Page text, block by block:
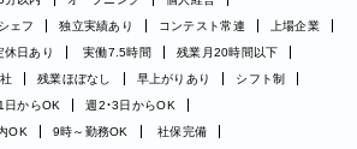
ェフ 独立実績あり コンテスト常連
上場企業
休日あり 実働7.5時間
残業月20時間以下
残業ほぼなし 早上がりあり
シフト制
日からOK
週2・3日からOK
OK 9時～勤務OK
社保完備